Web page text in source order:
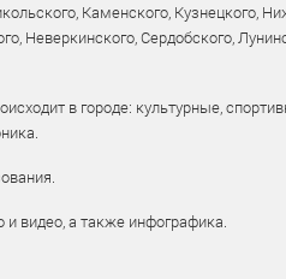
Каменского, Кузнецкого,
Неверкинского, Сердобского,
в городе: культурные,
видео, а также инфографика.